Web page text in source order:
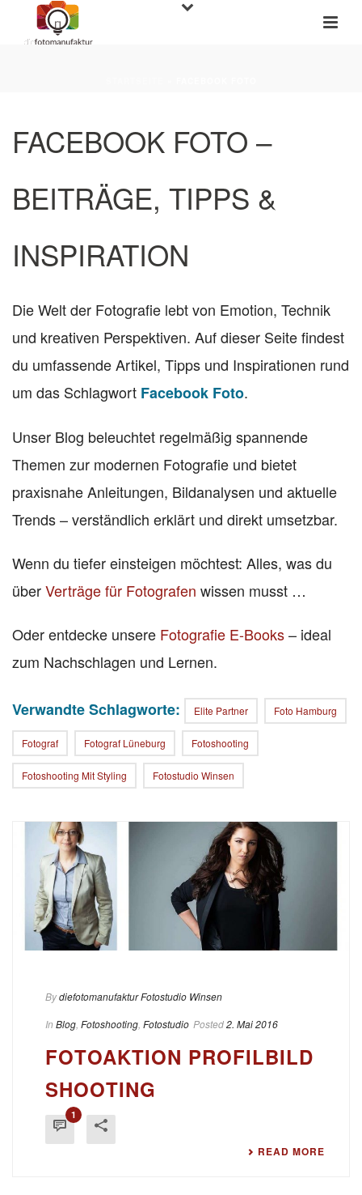
FACEBOOK FOTO –
BEITRÄGE, TIPPS &
INSPIRATION
Die Welt der Fotografie lebt von Emotion, Technik
und kreativen Perspektiven. Auf dieser Seite findest
du umfassende Artikel, Tipps und Inspirationen rund
um das Schlagwort Facebook Foto.
Unser Blog beleuchtet regelmäßig spannende
Themen zur modernen Fotografie und bietet
praxisnahe Anleitungen, Bildanalysen und aktuelle
Trends – verständlich erklärt und direkt umsetzbar.
Wenn du tiefer einsteigen möchtest: Alles, was du
überVerträge für Fotografen wissen musst …
Oder entdecke unsere Fotografie E-Books– ideal
zum Nachschlagen und Lernen.
Verwandte Schlagworte: Elite Partner Foto Hamburg
Fotograf Fotograf Lüneburg Fotoshooting
Fotoshooting Mit Styling Fotostudio Winsen
Bydiefotomanufaktur Fotostudio Winsen
In Blog Fotoshooting Fotostudio Posted2. Mai 2016
FOTOAKTION PROFILBILD
SHOOTING
1
READ MORE